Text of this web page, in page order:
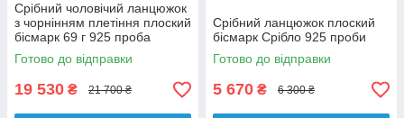
Срібний чоловічий ланцюжок
з чорнінням плетіння плоский
бісмарк 69 г 925 проба
Готово до відправки
19 530 ₴ 21 700 ₴
Срібний ланцюжок плоский
бісмарк Срібло 925 проби
Готово до відправки
5 670 ₴ 6 300 ₴